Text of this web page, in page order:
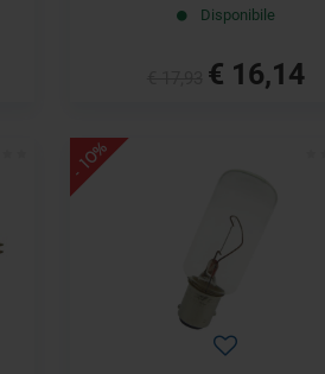
Disponibile
€ 16,14
- 10%